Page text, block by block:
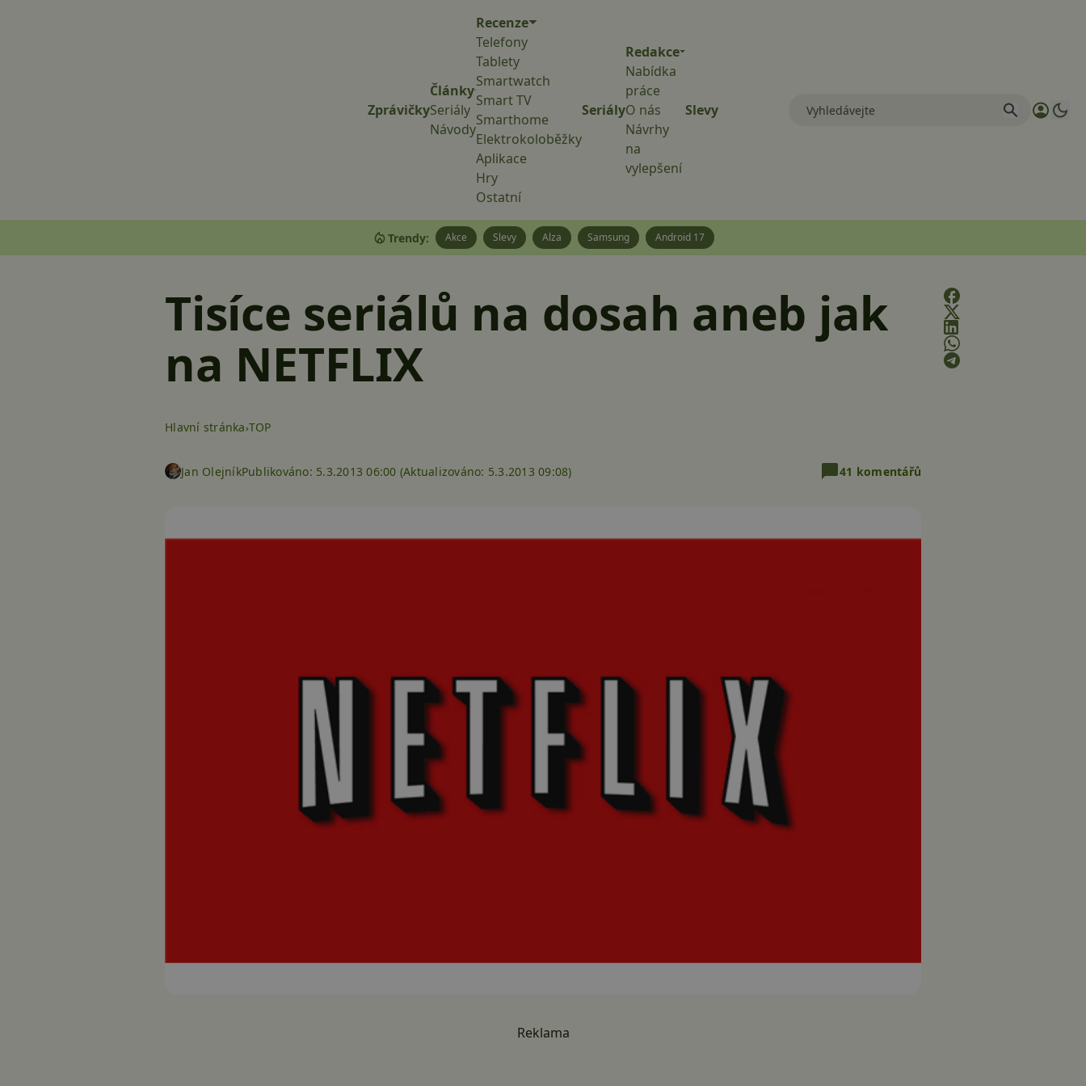
Zprávičky
Články
Seriály
Návody
Recenze
Telefony
Tablety
Smartwatch
Smart TV
Smarthome
Elektrokoloběžky
Aplikace
Hry
Ostatní
Seriály
Redakce
Nabídka
práce
O nás
Návrhy
na
vylepšení
Slevy
Trendy: Akce Slevy Alza Samsung Android 17
Tisíce seriálů na dosah aneb jak
na NETFLIX
Hlavní stránka TOP
Jan OlejníkPublikováno: 5.3.2013 06:00 (Aktualizováno: 5.3.2013 09:08) 41 komentářů
Reklama